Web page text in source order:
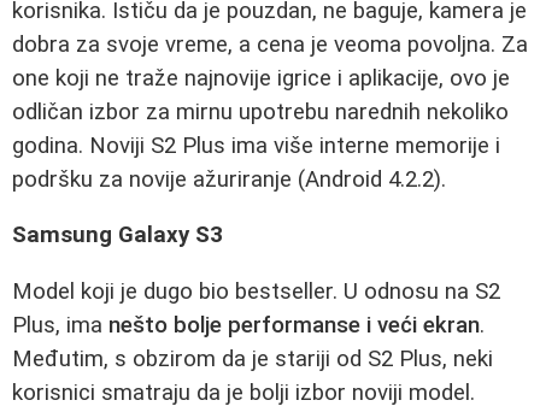
korisnika. Ističu da je pouzdan, ne baguje, kamera je
dobra za svoje vreme, a cena je veoma povoljna. Za
one koji ne traže najnovije igrice i aplikacije, ovo je
odličan izbor za mirnu upotrebu narednih nekoliko
godina. Noviji S2 Plus ima više interne memorije i
podršku za novije ažuriranje (Android 4.2.2).
Samsung Galaxy S3
Model koji je dugo bio bestseller. U odnosu na S2
Plus, ima nešto bolje performanse i veći ekran.
Međutim, s obzirom da je stariji od S2 Plus, neki
korisnici smatraju da je bolji izbor noviji model.